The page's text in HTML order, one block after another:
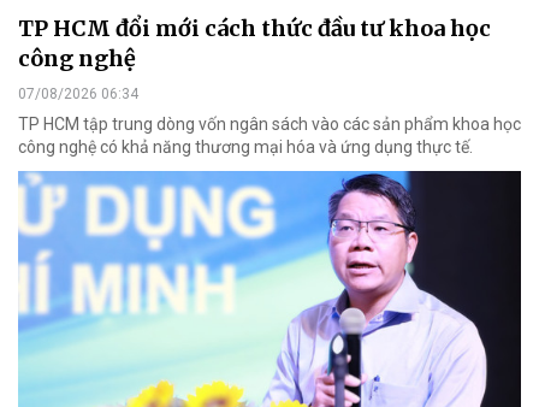
TP HCM đổi mới cách thức đầu tư khoa học
công nghệ
07/08/2026 06:34
TP HCM tập trung dòng vốn ngân sách vào các sản phẩm khoa học
công nghệ có khả năng thương mại hóa và ứng dụng thực tế.